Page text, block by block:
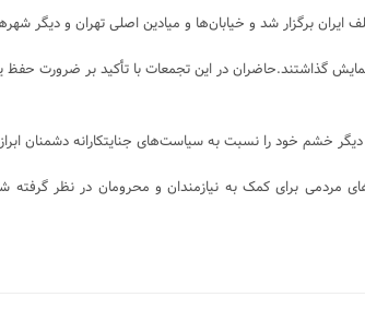
ایران برگزار شد و خیابان‌ها و میادین اصلی تهران و
گذاشتند.حاضران در این تجمعات با تأکید بر ضرورت حفظ
خشم خود را نسبت به سیاست‌های جنایتکارانه دشمنان
برای کمک به نیازمندان و محرومان در نظر